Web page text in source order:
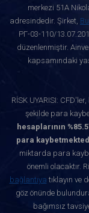
merkezi 51A
adresindedir. Şirket,
РГ-03-110/
düzenlenmiştir.
kapsamındaki
RİSK UYARISI:
şekilde para
hesaplarının
para
miktarda para
önemli olacaktır.
bağlantıya tıklayın ve
göz önünde
bağımsız